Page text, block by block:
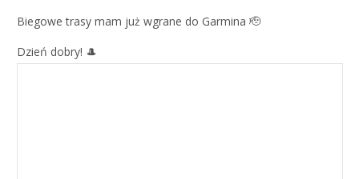
Biegowe trasy mam już wgrane do Garmina 🫡
Dzień dobry! 🎩